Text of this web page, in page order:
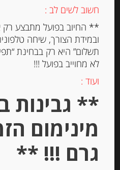
גבינה טריה
LOÏK
₪26.00
יחידות
חשוב לשים לב :
** החיוב בפועל מתבצע רק
ובמידת הצורך, שיחה
תשלום” היא רק בבחינת
לא מחוייב בפועל !!!
ועוד :
** גבינות
גרם !!! **